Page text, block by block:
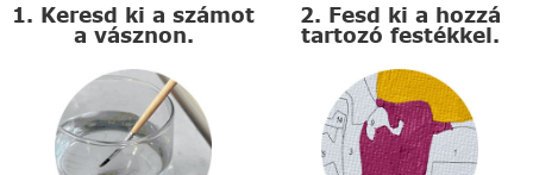
1. Keresd ki a számot
a vásznon.
2. Fesd ki a hozzá
tartozó festékkel.